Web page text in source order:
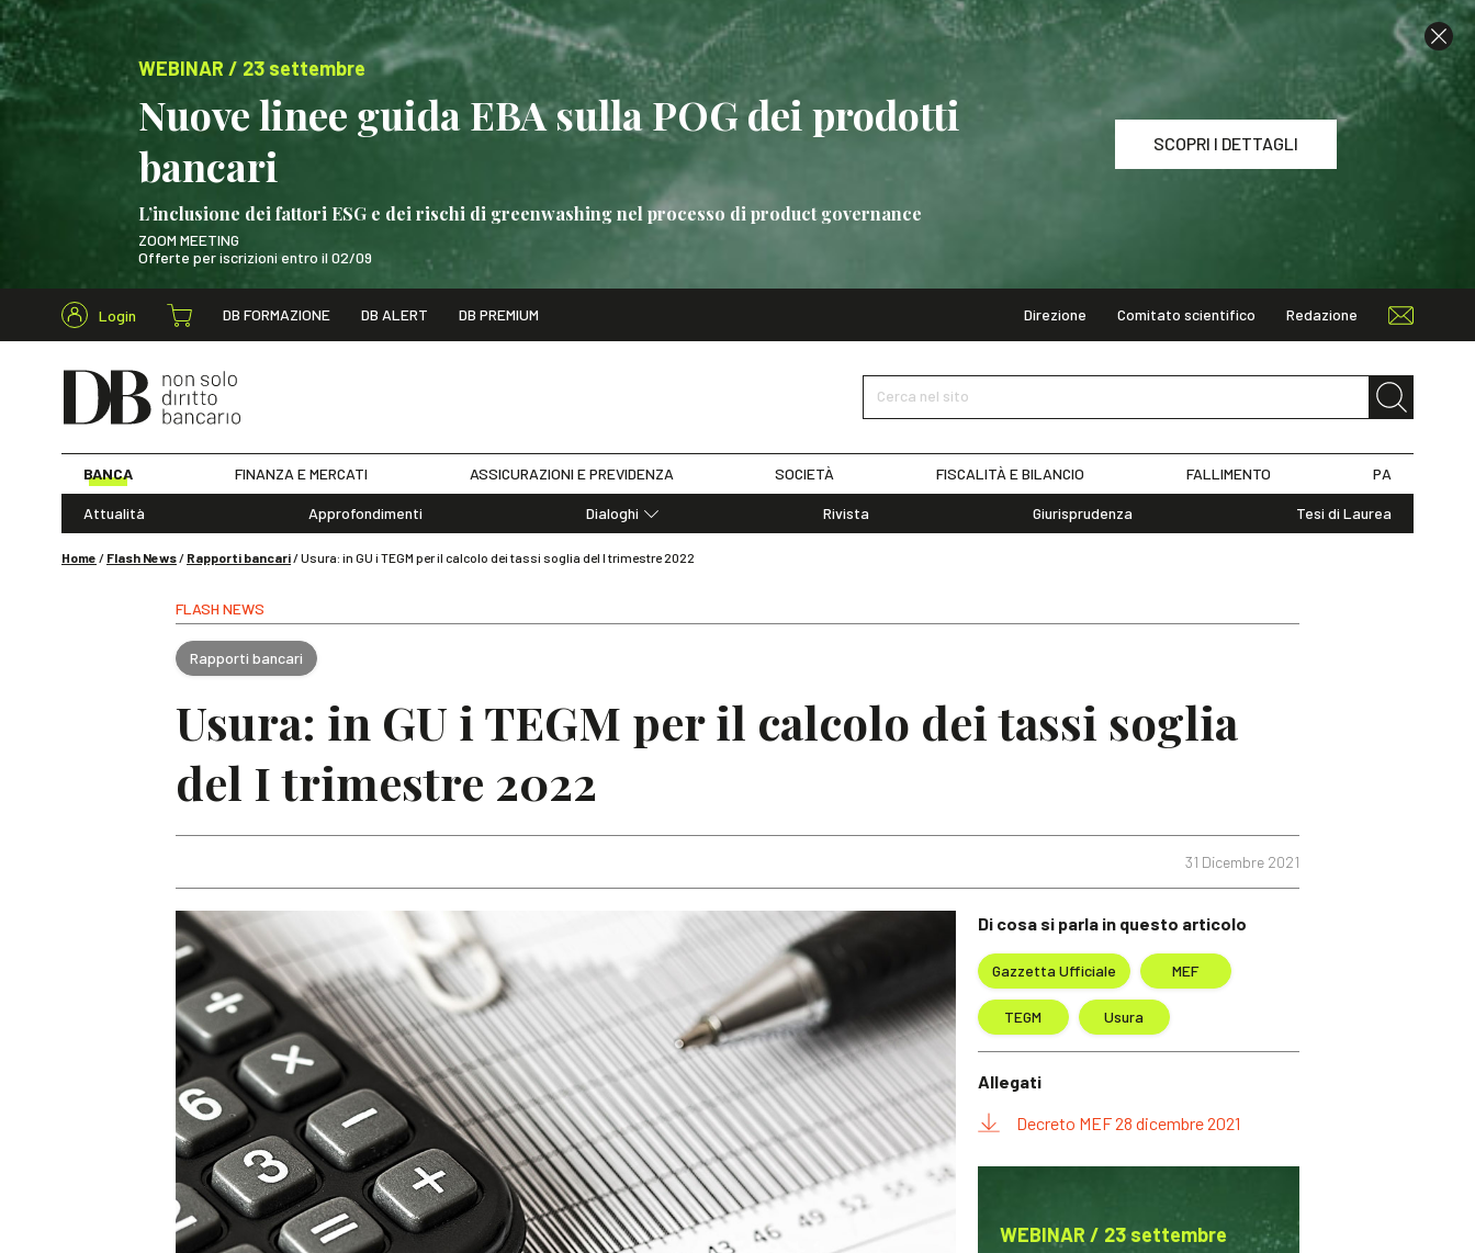
WEBINAR / 23 settembre
Nuove linee guida EBA sulla POG dei prodotti
bancari
L’inclusione dei fattori ESG e dei rischi di greenwashing nel processo di product governance
ZOOM MEETING
Offerte per iscrizioni entro il 02/09
SCOPRI I DETTAGLI
WEBINAR / 23 settembre Nuove linee guida EBA sulla POG dei prodotti bancari SCOPRI I DETTAGLI
Login DB FORMAZIONE DB ALERT DB PREMIUM Direzione Comitato scientifico Redazione
Cerca nel sito
Cerca nel sito
BANCA FINANZA E MERCATI ASSICURAZIONI E PREVIDENZA SOCIETÀ FISCALITÀ E BILANCIO FALLIMENTO PA
Attualità Approfondimenti
Dialoghi
Rivista Giurisprudenza Tesi di Laurea
Home / Flash News/ Rapporti bancari/Usura: in GU i TEGM per il calcolo dei tassi soglia del I trimestre 2022
FLASH NEWS
Rapporti bancari
Usura: in GU i TEGM per il calcolo dei tassi soglia
del I trimestre 2022
31 Dicembre 2021
Di cosa si parla in questo articolo
Gazzetta Ufficiale MEF
TEGM Usura
Allegati
Decreto MEF 28 dicembre 2021
WEBINAR / 23 settembre